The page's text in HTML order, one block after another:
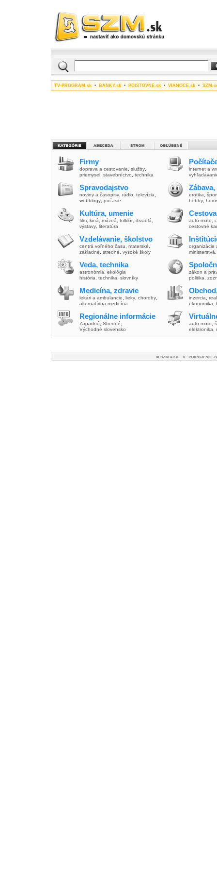
TV-PROGRAM.sk • BANKY.sk • POISTOVNE.sk • VIANOCE.sk •
Firmy
doprava a cestovanie služby
priemysel stavebníctvo technika
Spravodajstvo
noviny a časopisy rádio televízia
webblogy počasie
Kultúra, umenie
film kiná múzeá folklór, divadlá
výstavy literatúra
Vzdelávanie, školstvo
centrá voľného času materské
základné
stredné vysoké školy
Veda, technika
astronómia
ekológia
história
technika slovníky
Medicína, zdravie
lekári a ambulancie lieky choroby
alternatívna medicína
Regionálne informácie
Západné Stredné
Východné slovensko
internet a
erotika
hobby
auto-moto
cestovné
organizácie
ministerstvá
zákon a
politika
inzercia
ekonomika
auto moto
elektronika,